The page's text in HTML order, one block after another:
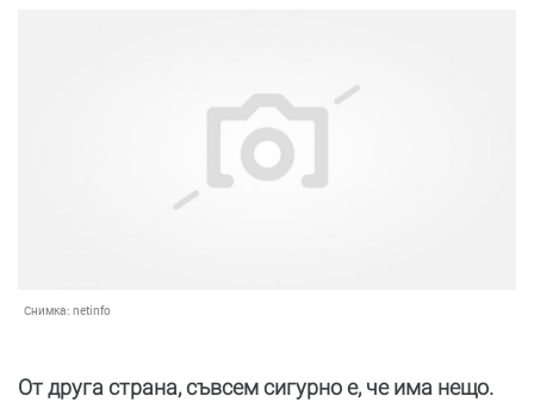
Снимка: netinfo
От друга страна, съвсем сигурно е, че има нещо.